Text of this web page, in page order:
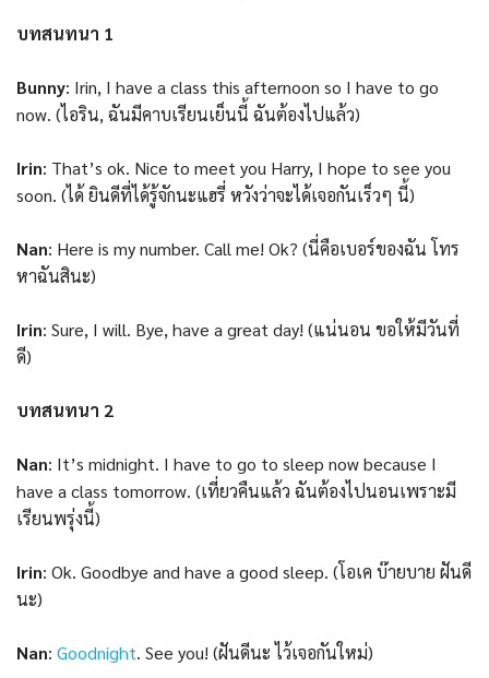
บทสนทนา 1
Bunny: Irin, I have a class this afternoon so I have to go
now. (ไอริน, ฉันมีคาบเรียนเย็นนี้ ฉันต้องไปแล้ว)
Irin: That’s ok. Nice to meet you Harry, I hope to see you
soon. (ได้ ยินดีที่ได้รู้จักนะแฮรี่ หวังว่าจะได้เจอกันเร็วๆ นี้)
Nan: Here is my number. Call me! Ok? (นี่คือเบอร์ของฉัน โทร
หาฉันสินะ)
Irin: Sure, I will. Bye, have a great day! (แน่นอน ขอให้มีวันที่
ดี)
บทสนทนา 2
Nan: It’s midnight. I have to go to sleep now because I
have a class tomorrow. (เที่ยวคืนแล้ว ฉันต้องไปนอนเพราะมี
เรียนพรุ่งนี้)
Irin: Ok. Goodbye and have a good sleep. (โอเค บ๊ายบาย ฝันดี
นะ)
Nan: Goodnight. See you! (ฝันดีนะ ไว้เจอกันใหม่)